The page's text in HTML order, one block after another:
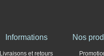
Informations
Livraisons et retours
Nos